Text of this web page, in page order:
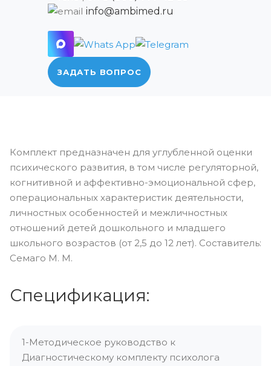
info@ambimed.ru
ЗАДАТЬ ВОПРОС
Комплект предназначен для углубленной оценки
психического развития, в том числе регуляторной,
когнитивной и аффективно-эмоциональной сфер,
операциональных характеристик деятельности,
личностных особенностей и межличностных
отношений детей дошкольного и младшего
школьного возрастов (от 2,5 до 12 лет). Составитель:
Семаго М. М.
Спецификация:
1-Методическое руководство к
Диагностическому комплекту психолога